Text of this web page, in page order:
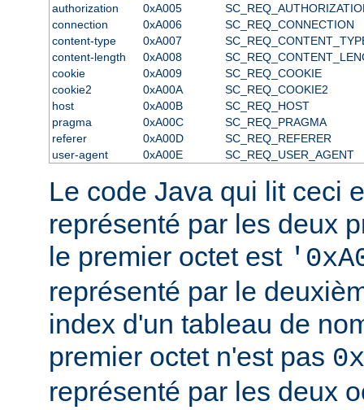
authorization
0xA005
connection
0xA006
SC_REQ_CONNECTION
content-type
0xA007
content-length
0xA008
cookie
0xA009
SC_REQ_COOKIE
cookie2
0xA00A
SC_REQ_COOKIE2
host
0xA00B
SC_REQ_HOST
pragma
0xA00C
SC_REQ_PRAGMA
referer
0xA00D
SC_REQ_REFERER
user-agent
0xA00E SC_REQ_USER_AGENT
Le code Java qui lit ceci
représenté par les deux
le premier octet est
représenté par le
index d'un tableau de
premier octet n'est pas
représenté par les deux